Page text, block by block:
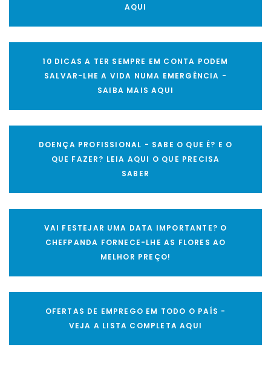
AQUI
10 DICAS A TER SEMPRE EM CONTA PODEM
SALVAR-LHE A VIDA NUMA EMERGÊNCIA -
SAIBA MAIS AQUI
DOENÇA PROFISSIONAL - SABE O QUE É? E O
QUE FAZER? LEIA AQUI O QUE PRECISA
SABER
VAI FESTEJAR UMA DATA IMPORTANTE? O
CHEFPANDA FORNECE-LHE AS FLORES AO
MELHOR PREÇO!
OFERTAS DE EMPREGO EM TODO O PAÍS -
VEJA A LISTA COMPLETA AQUI